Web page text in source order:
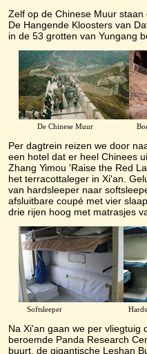
Zelf op de Chinese Muur
De Hangende Kloosters van
in de 53 grotten van Yungang
De Chinese Muur
Per dagtrein reizen we door
een hotel dat er heel Chinees
Zhang Yimou 'Raise the Red
het terracottaleger in Xi'an.
van hardsleeper naar
afsluitbare coupé met vier
drie rijen hoog met matrasjes
Softsleeper
Na Xi'an gaan we per vliegtuig
beroemde Panda Research
buurt, de gigantische Leshan